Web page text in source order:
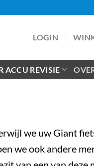
LOGIN
ACCU REVISIE
we uw Giant
we ook andere